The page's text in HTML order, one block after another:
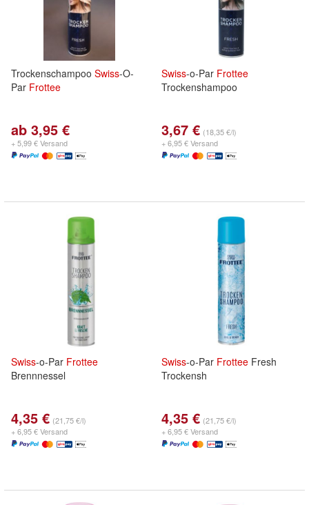
Trockenschampoo Swiss-O-
Par Frottee
ab 3,95 €
+ 5,99 € Versand
Swiss-o-Par Frottee
Trockenshampoo
3,67 € (18,35 €/l)
+ 6,95 € Versand
Swiss-o-Par Frottee
Brennnessel
4,35 € (21,75 €/l)
+ 6,95 € Versand
Swiss-o-Par Frottee Fresh
Trockensh
4,35 € (21,75 €/l)
+ 6,95 € Versand